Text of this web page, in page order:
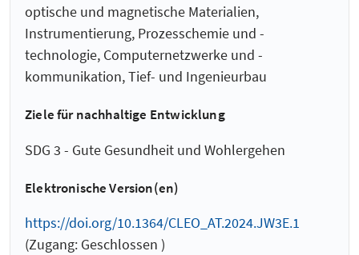
optische und magnetische Materialien,
Instrumentierung, Prozesschemie und -
technologie, Computernetzwerke und -
kommunikation, Tief- und Ingenieurbau
Ziele für nachhaltige Entwicklung
SDG 3 - Gute Gesundheit und Wohlergehen
Elektronische Version(en)
https://doi.org/10.1364/CLEO_AT.2024.JW3E.1
(Zugang: Geschlossen )